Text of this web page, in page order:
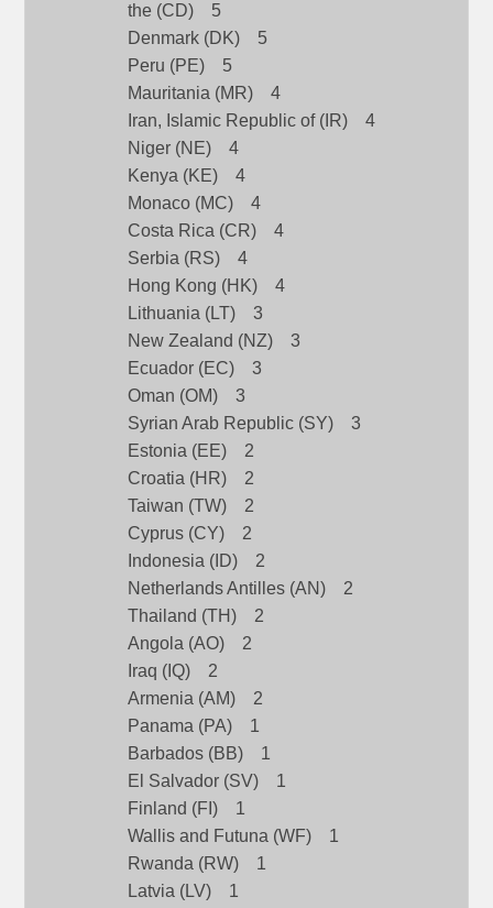
the (CD) 5
Denmark (DK) 5
Peru (PE) 5
Mauritania (MR) 4
Iran, Islamic Republic of (IR) 4
Niger (NE) 4
Kenya (KE) 4
Monaco (MC) 4
Costa Rica (CR) 4
Serbia (RS) 4
Hong Kong (HK) 4
Lithuania (LT) 3
New Zealand (NZ) 3
Ecuador (EC) 3
Oman (OM) 3
Syrian Arab Republic (SY) 3
Estonia (EE) 2
Croatia (HR) 2
Taiwan (TW) 2
Cyprus (CY) 2
Indonesia (ID) 2
Netherlands Antilles (AN) 2
Thailand (TH) 2
Angola (AO) 2
Iraq (IQ) 2
Armenia (AM) 2
Panama (PA) 1
Barbados (BB) 1
El Salvador (SV) 1
Finland (FI) 1
Wallis and Futuna (WF) 1
Rwanda (RW) 1
Latvia (LV) 1